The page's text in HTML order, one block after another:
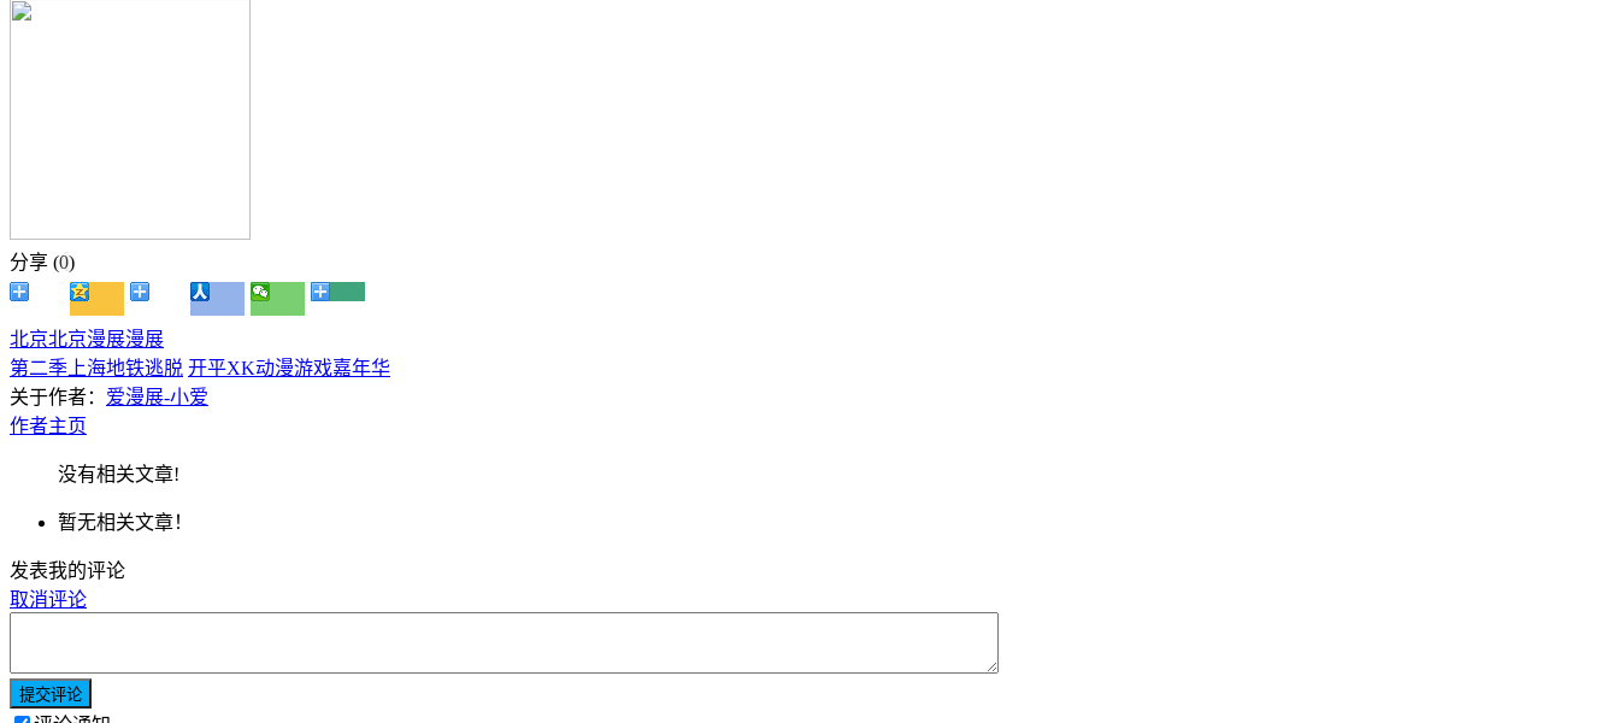
分享 (0)
北京北京漫展漫展
第二季上海地铁逃脱 开平XK动漫游戏嘉年华
关于作者： 爱漫展-小爱
作者主页
没有相关文章!
暂无相关文章！
发表我的评论
取消评论
提交评论